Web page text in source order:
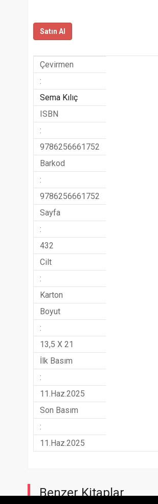
Satın Al
Çevirmen
:
Sema Kılıç
ISBN
:
9786256661752
Barkod
:
9786256661752
Sayfa
:
432
Cilt
:
Karton
Boyut
:
13,5 X 21
İlk Basım
:
11.Haz.2025
Son Basım
:
11.Haz.2025
Benzer Kitaplar